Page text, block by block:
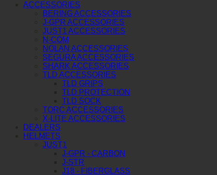
ACCESSORIES
BERING ACCESSORIES
J-GPR ACCESSORIES
JUST1 ACCESSORIES
N-COM
NOLAN ACCESSORIES
SEGURA ACCESSORIES
SHARK ACCESSORIES
TLD ACCESSORIES
TLD GRIPS
TLD PROTECTION
TLD SOCK
TORC ACCESSORIES
X-LITE ACCESSORIES
DEALERS
HELMETS
JUST1
J-GPR - CARBON
J-STR
J18 - FIBERGLASS